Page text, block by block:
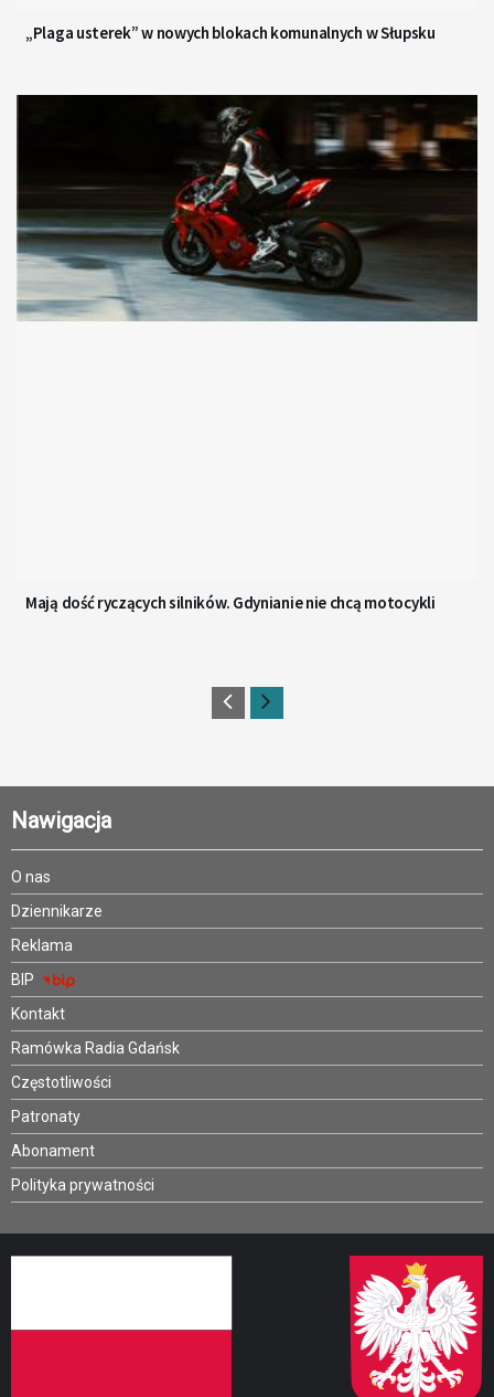
„Plaga usterek” w nowych blokach komunalnych w Słupsku
Mają dość ryczących silników. Gdynianie nie chcą motocykli
Nawigacja
O nas
Dziennikarze
Reklama
BIP
Kontakt
Ramówka Radia Gdańsk
Częstotliwości
Patronaty
Abonament
Polityka prywatności